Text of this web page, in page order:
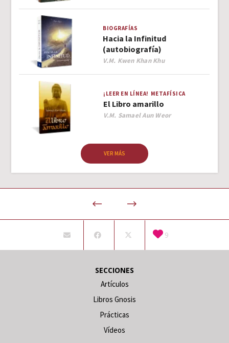
BIOGRAFÍAS
Hacia la Infinitud
(autobiografía)
Author
V.M. Kwen Khan Khu
¡LEER EN LÍNEA! METAFÍSICA
El Libro amarillo
Author
V.M. Samael Aun Weor
VER MÁS
9
SECCIONES
Artículos
Libros Gnosis
Prácticas
Vídeos